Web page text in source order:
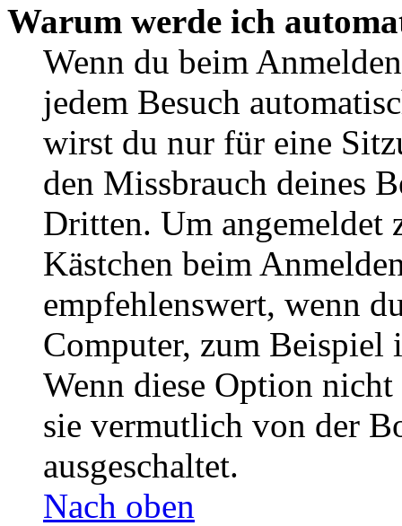
Warum werde ich
Wenn du beim
jedem Besuch
wirst du nur für eine
den Missbrauch deines
Dritten. Um angemeldet
Kästchen beim
empfehlenswert, wenn
Computer, zum Beispiel
Wenn diese Option
sie vermutlich von der
ausgeschaltet.
Nach oben